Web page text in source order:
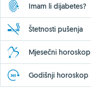
Imam li dijabetes?
Štetnosti pušenja
Mjesečni horoskop
Godišnji horoskop